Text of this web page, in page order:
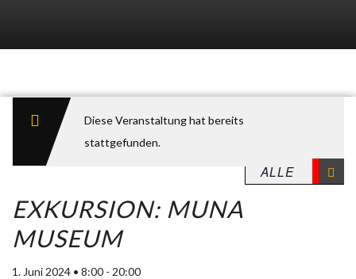
Diese Veranstaltung hat bereits
stattgefunden.
EXKURSION: MUNA
MUSEUM
1. Juni 2024 • 8:00 - 20:00